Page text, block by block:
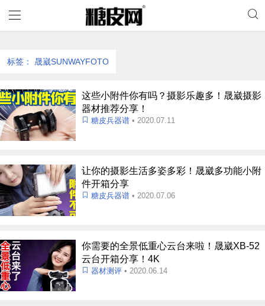
标签： 晟崴SUNWAYFOTO
这些小附件你有吗？摄影乐趣多！晟崴摄影
器材推荐分享！
糖皮兵器谱 • 2020.07.11
让你的摄影生活多姿多彩！晟崴多功能小附
件开箱分享
糖皮兵器谱 • 2020.07.06
你需要的全景低重心云台来啦！晟崴XB-52
云台开箱分享！4K
器材测评 • 2020.06.14